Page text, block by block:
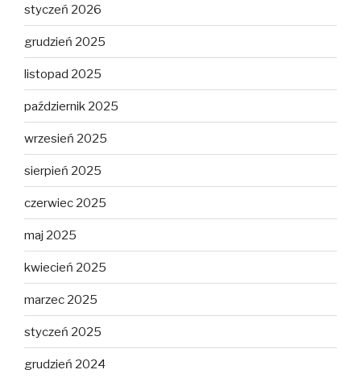
styczeń 2026
grudzień 2025
listopad 2025
październik 2025
wrzesień 2025
sierpień 2025
czerwiec 2025
maj 2025
kwiecień 2025
marzec 2025
styczeń 2025
grudzień 2024